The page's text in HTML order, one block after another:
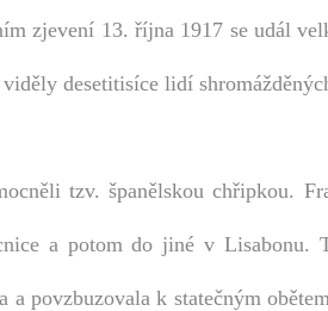
zjevení 13. října 1917 se udál
desetitisíce lidí
tzv. španělskou chřipkou.
a potom do jiné v Lisabonu.
a povzbuzovala k statečným